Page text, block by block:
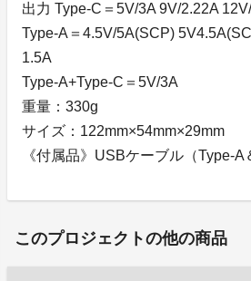
出力 Type-C＝5V/3A 9V/2.22A
Type-A＝4.5V/5A(SCP)
1.5A
Type-A+Type-C＝5V/3A
重量：330g
サイズ：122mm×54mm×29mm
《付属品》USBケーブル（Type-A
このプロジェクトの他の商品